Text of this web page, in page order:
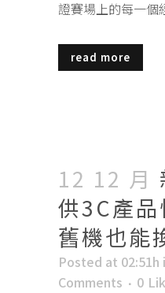
證賽場上的每一個
read more
12 12 月
供3C產品
舊機也能
Posted at 02:51h
Comments
0